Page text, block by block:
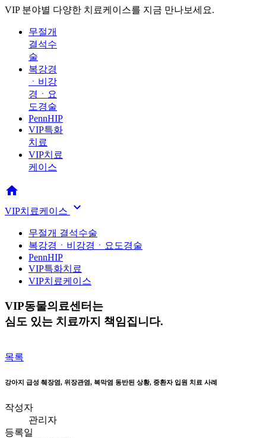
VIP 분야별 다양한 치료케이스를 지금 만나보세요.
무절개
결석수
술
복강경
ㆍ비강
경ㆍ요
도경술
PennHIP
VIP특화
치료
VIP치료
케이스

VIP치료케이스 
무절개 결석수술
복강경ㆍ비강경ㆍ요도경술
PennHIP
VIP특화치료
VIP치료케이스
VIP동물의료센터는
심도 있는 치료까지 책임집니다.
목록
강아지 급성 췌장염, 위장관염, 복막염 동반된 상황, 중환자 입원 치료 사례
작성자
관리자
등록일